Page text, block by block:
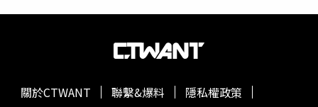
關於CTWANT 聯繫&爆料
隱私權政策